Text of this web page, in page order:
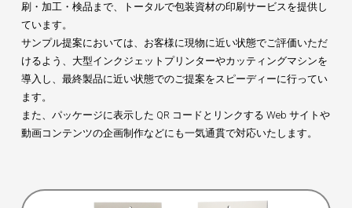
刷・加工・検品まで、トータルで包装資材の印刷サービスを提供し
ています。
サンプル提案においては、お客様に現物に近い状態でご評価いただ
けるよう、大型インクジェットプリンターやカッティングマシンを
導入し、最終製品に近い状態でのご提案をスピーディーに行ってい
ます。
また、パッケージに表示した QR コードとリンクする Web サイトや
動画コンテンツの企画制作などにも一気通貫で対応いたします。